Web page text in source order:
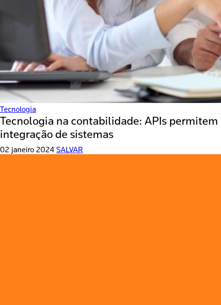
Tecnologia
Tecnologia na contabilidade: APIs permitem
integração de sistemas
02 janeiro 2024 SALVAR